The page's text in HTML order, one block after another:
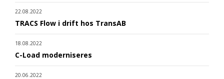
22.08.2022
TRACS Flow i drift hos TransAB
18.08.2022
C-Load moderniseres
20.06.2022